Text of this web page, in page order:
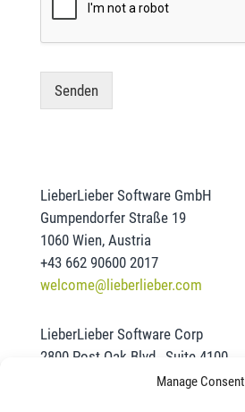
Manage Consent
Senden
LieberLieber Software GmbH
Gumpendorfer Straße 19
1060 Wien, Austria
+43 662 90600 2017
welcome@lieberlieber.com
LieberLieber Software Corp
2800 Post Oak Blvd., Suite 4100